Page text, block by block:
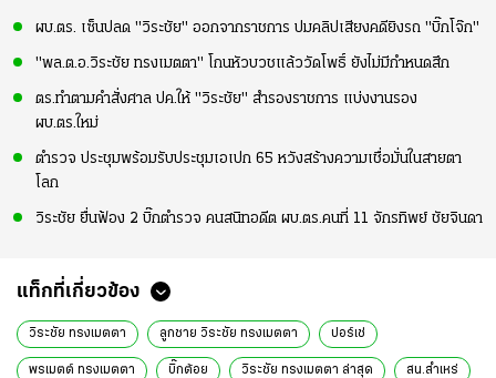
ผบ.ตร. เซ็นปลด "วิระชัย" ออกจากราชการ ปมคลิปเสียงคดียิงรถ "บิ๊กโจ๊ก"
"พล.ต.อ.วิระชัย ทรงเมตตา" โกนหัวบวชแล้ววัดโพธิ์ ยังไม่มีกำหนดสึก
ตร.ทำตามคำสั่งศาล ปค.ให้ "วิระชัย" สำรองราชการ แบ่งงานรอง
ผบ.ตร.ใหม่
ตำรวจ ประชุมพร้อมรับประชุมเอเปก 65 หวังสร้างความเชื่อมั่นในสายตา
โลก
วิระชัย ยื่นฟ้อง 2 บิ๊กตำรวจ คนสนิทอดีต ผบ.ตร.คนที่ 11 จักรทิพย์ ชัยจินดา
แท็กที่เกี่ยวข้อง
วิระชัย ทรงเมตตา ลูกชาย วิระชัย ทรงเมตตา ปอร์เช่
พรเมตต์ ทรงเมตตา บิ๊กต้อย วิระชัย ทรงเมตตา ล่าสุด สน.สำเหร่